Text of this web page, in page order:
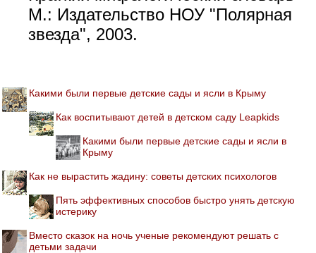
М.: Издательство НОУ "Полярная
звезда", 2003.
Какими были первые детские сады и ясли в Крыму
Как воспитывают детей в детском саду Leapkids
Какими были первые детские сады и ясли в
Крыму
Как не вырастить жадину: советы детских психологов
Пять эффективных способов быстро унять детскую
истерику
Вместо сказок на ночь ученые рекомендуют решать с
детьми задачи